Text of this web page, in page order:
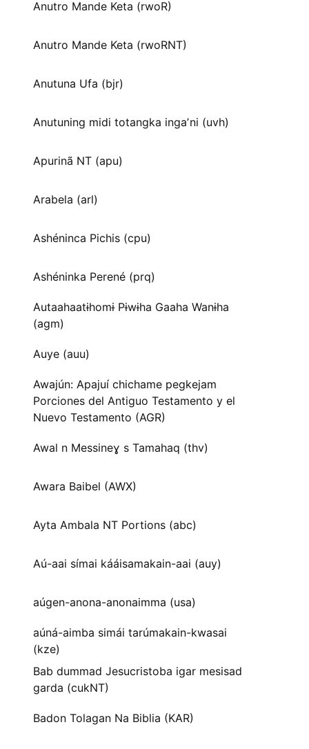
Anutro Mande Keta (rwoR)
Anutro Mande Keta (rwoRNT)
Anutuna Ufa (bjr)
Anutuning midi totangka ingaʼni (uvh)
Apurinã NT (apu)
Arabela (arl)
Ashéninca Pichis (cpu)
Ashéninka Perené (prq)
Autaahaatɨhomɨ Pɨwɨha Gaaha Wanɨha
(agm)
Auye (auu)
Awajún: Apajuí chichame pegkejam
Porciones del Antiguo Testamento y el
Nuevo Testamento (AGR)
Awal n Messineɣ s Tamahaq (thv)
Awara Baibel (AWX)
Ayta Ambala NT Portions (abc)
Aú-aai símai kááisamakain-aai (auy)
aúgen-anona-anonaimma (usa)
aúná-aimba simái tarúmakain-kwasai
(kze)
Bab dummad Jesucristoba igar mesisad
garda (cukNT)
Badon Tolagan Na Biblia (KAR)